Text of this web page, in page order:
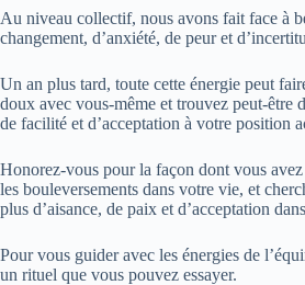
Au niveau collectif, nous avons fait face à
changement, d’anxiété, de peur et
Un an plus tard, toute cette énergie peut
doux avec vous-même et trouvez peut-être
de facilité et d’acceptation à votre position
Honorez-vous pour la façon dont vous avez
les bouleversements dans votre vie, et
plus d’aisance, de paix et d’acceptation
Pour vous guider avec les énergies de
un rituel que vous pouvez essayer.